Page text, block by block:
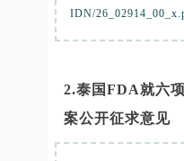
IDN/
2.泰国FDA就六
案公开征求意见